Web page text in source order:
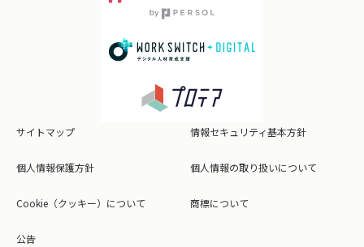
サイトマップ 情報セキュリティ基本方針
個人情報保護方針 個人情報の取り扱いについて
Cookie（クッキー）について 商標について
公告